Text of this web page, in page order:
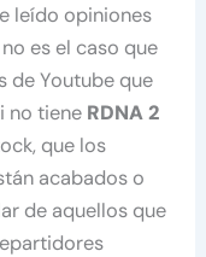
leído opiniones
es el caso que
de Youtube que
no tiene RDNA 2
que los
acabados o
de aquellos que